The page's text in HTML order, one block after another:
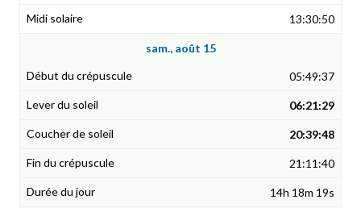
13:30:50
sam., août 15
05:49:37
06:21:29
20:39:48
21:11:40
14h 18m 19s